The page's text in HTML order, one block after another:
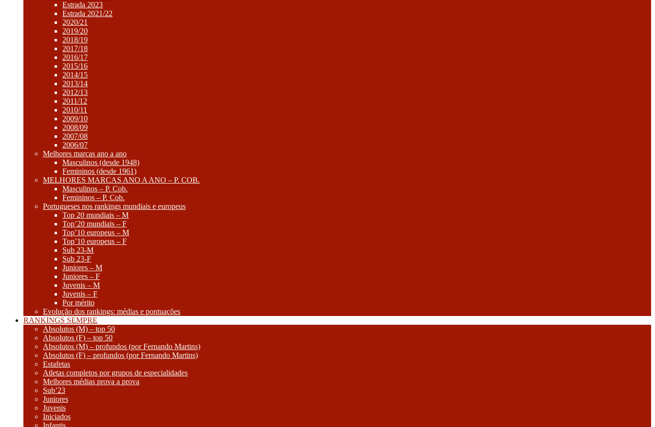
Estrada 2023
Estrada 2021/22
2020/21
2019/20
2018/19
2017/18
2016/17
2015/16
2014/15
2013/14
2012/13
2011/12
2010/11
2009/10
2008/09
2007/08
2006/07
Melhores marcas ano a ano
Masculinos (desde 1948)
Femininos (desde 1961)
MELHORES MARCAS ANO A ANO – P. COB.
Masculinos – P. Cob.
Femininos – P. Cob.
Portugueses nos rankings mundiais e europeus
Top 20 mundiais – M
Top’20 mundiais – F
Top’10 europeus – M
Top’10 europeus – F
Sub 23-M
Sub 23-F
Juniores – M
Juniores – F
Juvenis – M
Juvenis – F
Por mérito
Evolução dos rankings: médias e pontuações
RANKINGS SEMPRE
Absolutos (M) – top 50
Absolutos (F) – top 50
Absolutos (M) – profundos (por Fernando Martins)
Absolutos (F) – profundos (por Fernando Martins)
Estafetas
Atletas completos por grupos de especialidades
Melhores médias prova a prova
Sub’23
Juniores
Juvenis
Iniciados
Infantis